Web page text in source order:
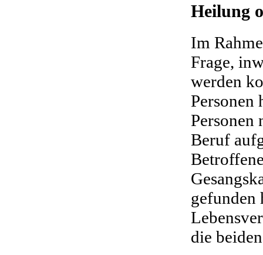
Heilung
Im
Frage,
werden
Personen
Personen
Beruf
gefunden
die